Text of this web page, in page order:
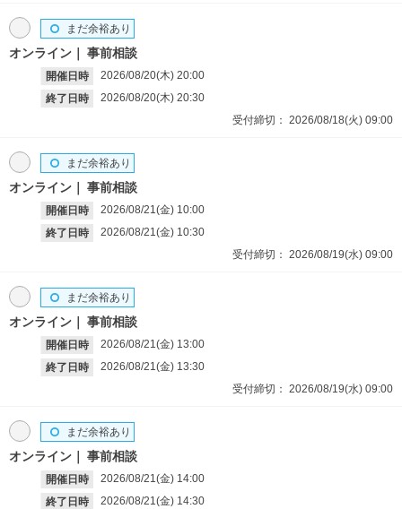
オンライン 事前相談
開催日時 2026/08/20(木) 20:00
終了日時
2026/08/20(木) 20:30
まだ余裕あり
受付締切： 2026/08/18(火) 09:00
オンライン 事前相談
開催日時 2026/08/21(金) 10:00
終了日時
2026/08/21(金) 10:30
まだ余裕あり
受付締切： 2026/08/19(水) 09:00
オンライン 事前相談
開催日時 2026/08/21(金) 13:00
終了日時
2026/08/21(金) 13:30
まだ余裕あり
受付締切： 2026/08/19(水) 09:00
オンライン 事前相談
開催日時 2026/08/21(金) 14:00
終了日時
2026/08/21(金) 14:30
まだ余裕あり